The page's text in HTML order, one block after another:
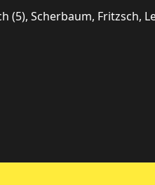
(5), Scherbaum, Fritzsch,